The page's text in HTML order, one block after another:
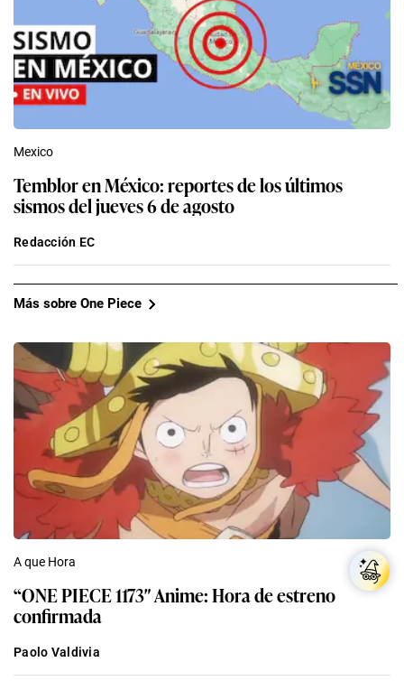
Mexico
Temblor en México: reportes de los últimos
sismos del jueves 6 de agosto
Redacción EC
Más sobre One Piece
A que Hora
“ONE PIECE 1173″ Anime: Hora de estreno
confirmada
Paolo Valdivia